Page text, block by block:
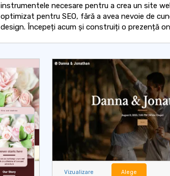
instrumentele necesare pentru a crea un site
optimizat pentru SEO, fără a avea nevoie de
design. Începeți acum și construiți o prezență
Vizualizare Alege